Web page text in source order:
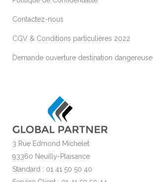
Contactez-nous
CGV & Conditions particulières 2022
Demande ouverture destination dangereuse
3 Rue Edmond Michelet
93360 Neuilly-Plaisance
Standard : 01 41 50 50 40